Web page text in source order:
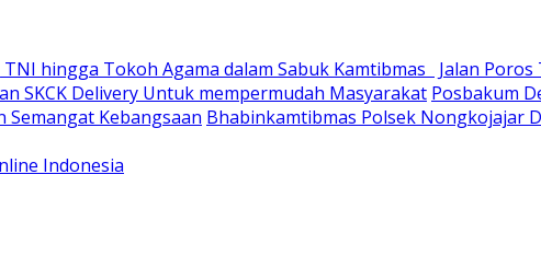
hingga Tokoh Agama dalam Sabuk Kamtibmas
Jalan
SKCK Delivery Untuk mempermudah Masyarakat Posbakum
Semangat Kebangsaan Bhabinkamtibmas Polsek Nongkojajar